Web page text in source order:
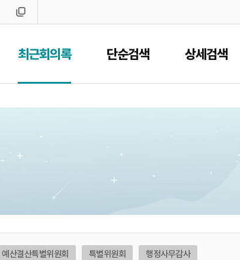
최근회의록 단순검색 상세검색
예산결산특별위원회 특별위원회 행정사무감사